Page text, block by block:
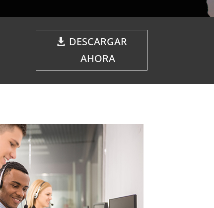
DESCARGAR
AHORA